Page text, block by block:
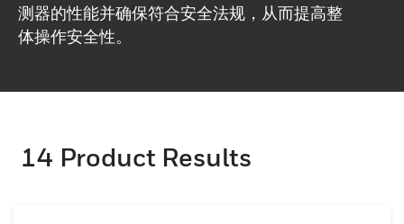
测器的性能并确保符合安全法规，从而提高整
体操作安全性。
14 Product Results